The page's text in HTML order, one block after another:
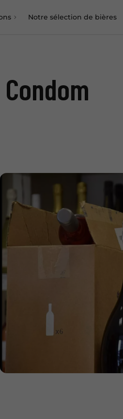
Notre sélection de bières